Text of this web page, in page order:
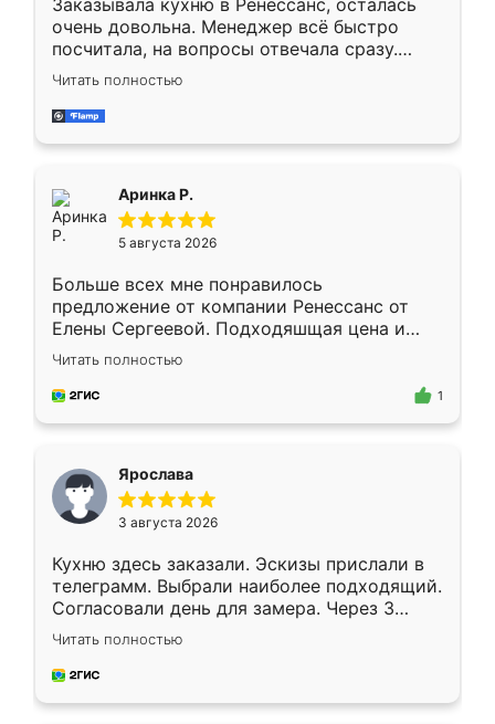
Заказывала кухню в Ренессанс, осталась
очень довольна. Менеджер всё быстро
посчитала, на вопросы отвечала сразу.
Замерщик приехал в субботу, подошёл к
делу со всей ответственностью. Собрали
за день, ребята работали аккуратно, даже
Читать полностью
Аринка Р.
5 августа 2026
Больше всех мне понравилось
предложение от компании Ренессанс от
Елены Сергеевой. Подходяшщая цена и
короткие сроки изготовления. Приехавший
для замера сотрудник Владислав
предложил по моему эскизу самый
Читать полностью
1
Ярослава
3 августа 2026
Кухню здесь заказали. Эскизы прислали в
телеграмм. Выбрали наиболее подходящий.
Согласовали день для замера. Через 3
недели кухня была уже готова. Остались
довольны работой. Спасибо Ренессанс
мебель за качественную работу!
Читать полностью